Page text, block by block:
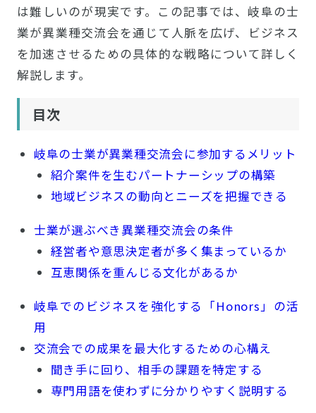
は難しいのが現実です。この記事では、岐阜の士
業が異業種交流会を通じて人脈を広げ、ビジネス
を加速させるための具体的な戦略について詳しく
解説します。
目次
岐阜の士業が異業種交流会に参加するメリット
紹介案件を生むパートナーシップの構築
地域ビジネスの動向とニーズを把握できる
士業が選ぶべき異業種交流会の条件
経営者や意思決定者が多く集まっているか
互恵関係を重んじる文化があるか
岐阜でのビジネスを強化する「Honors」の活
用
交流会での成果を最大化するための心構え
聞き手に回り、相手の課題を特定する
専門用語を使わずに分かりやすく説明する